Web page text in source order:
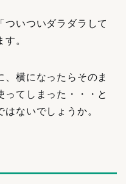
ついついダラダラして
。
横になったらそのま
ってしまった・・・と
ないでしょうか。